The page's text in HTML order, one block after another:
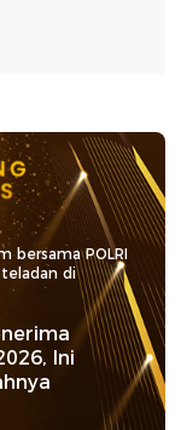
bersama POLRI
di
Ini